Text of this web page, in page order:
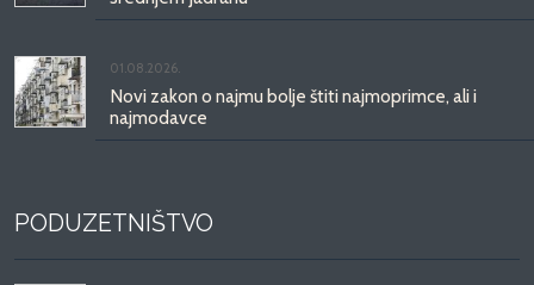
01.08.2026.
Novi zakon o najmu bolje štiti najmoprimce, ali i
najmodavce
PODUZETNIŠTVO